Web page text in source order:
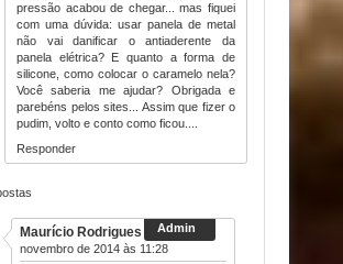
pressão acabou de chegar... mas fiquei
com uma dúvida: usar panela de metal
não vai danificar o antiaderente da
panela elétrica? E quanto a forma de
silicone, como colocar o caramelo nela?
Você saberia me ajudar? Obrigada e
parebéns pelos sites... Assim que fizer o
pudim, volto e conto como ficou....
Responder
Maurício Rodrigues
16 de
novembro de 2014 às 11:28